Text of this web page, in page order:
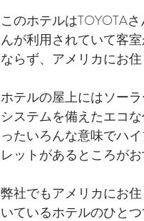
このホテルはTOYOTA
んが利用されていて客
ならず、アメリカにお
ホテルの屋上にはソー
システムを備えたエコ
ったいろんな意味でハ
レットがあるところが
弊社でもアメリカにお
いているホテルのひと